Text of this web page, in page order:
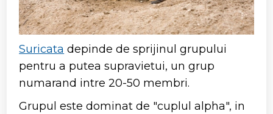
Suricata depinde de sprijinul grupului
pentru a putea supravietui, un grup
numarand intre 20-50 membri.
Grupul este dominat de "cuplul alpha", in